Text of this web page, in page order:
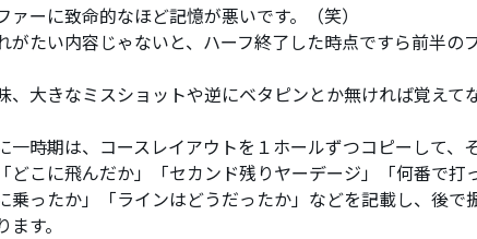
ァーに致命的なほど記憶が悪いです。（笑）
がたい内容じゃないと、ハーフ終了した時点ですら前半の
、大きなミスショットや逆にベタピンとか無ければ覚えてな
一時期は、コースレイアウトを１ホールずつコピーして、
どこに飛んだか」「セカンド残りヤーデージ」「何番で打
乗ったか」「ラインはどうだったか」などを記載し、後で
す。